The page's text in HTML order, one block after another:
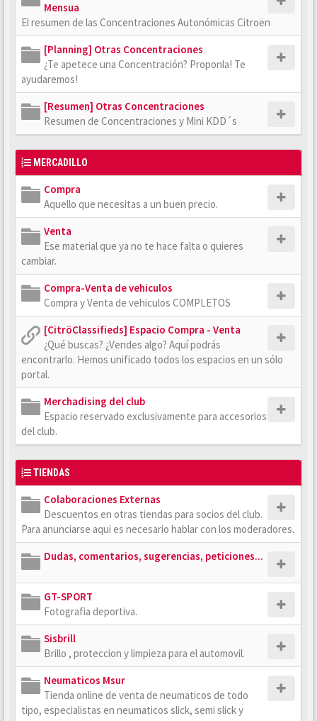
Mensua
El resumen de las Concentraciones Autonómicas Citroën
[Planning] Otras Concentraciones
¿Te apetece una Concentración? Proponla! Te
ayudaremos!
[Resumen] Otras Concentraciones
Resumen de Concentraciones y Mini KDD´s
MERCADILLO
Compra
Aquello que necesitas a un buen precio.
Venta
Ese material que ya no te hace falta o quieres
cambiar.
Compra-Venta de vehiculos
Compra y Venta de vehiculos COMPLETOS
[CitröClassifieds] Espacio Compra - Venta
¿Qué buscas? ¿Vendes algo? Aquí podrás
encontrarlo. Hemos unificado todos los espacios en un sólo
portal.
Merchadising del club
Espacio reservado exclusivamente para accesorios
del club.
TIENDAS
Colaboraciones Externas
Descuentos en otras tiendas para socios del club.
Para anunciarse aqui es necesario hablar con los moderadores.
Dudas, comentarios, sugerencias, peticiones...
GT-SPORT
Fotografia deportiva.
Sisbrill
Brillo , proteccion y limpieza para el automovil.
Neumaticos Msur
Tienda online de venta de neumaticos de todo
tipo, especialistas en neumaticos slick, semi slick y